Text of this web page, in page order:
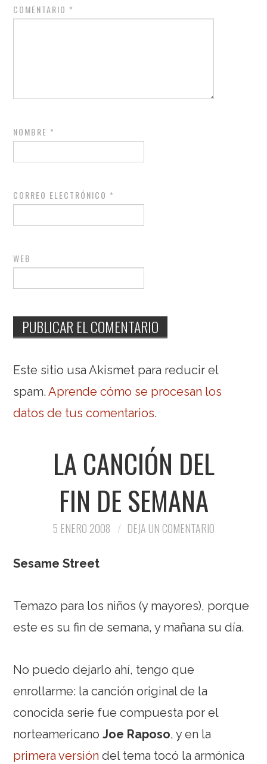
COMENTARIO *
NOMBRE *
CORREO ELECTRÓNICO *
WEB
Este sitio usa Akismet para reducir el
spam.Aprende cómo se procesan los
datos de tus comentarios.
LA CANCIÓN DEL
FIN DE SEMANA
5 ENERO 2008 DEJA UN COMENTARIO
Sesame Street
Temazo para los niños (y mayores), porque
este es su fin de semana, y mañana su día.
No puedo dejarlo ahí, tengo que
enrollarme: la canción original de la
conocida serie fue compuesta por el
norteamericanoJoe Raposo, y en la
primera versión del tema tocó la armónica